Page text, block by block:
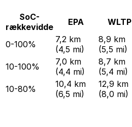
SoC-
rækkevidde
EPA WLTP
0-100%
7,2 km
(4,5 mi)
8,9 km
(5,5 mi)
10-100%
7,0 km
(4,4 mi)
8,7 km
(5,4 mi)
10-80%
10,4 km
(6,5 mi)
12,9 km
(8,0 mi)